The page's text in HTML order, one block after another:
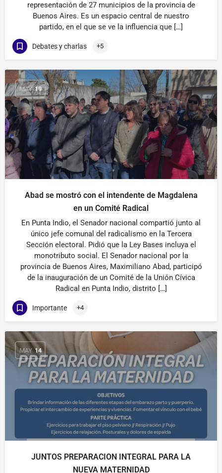
representación de 27 municipios de la provincia de
Buenos Aires. Es un espacio central de nuestro
partido, en el que se ve la influencia que […]
Debates y charlas +5
MAY 19
Abad se mostró con el intendente de Magdalena
en un Comité Radical
En Punta Indio, el Senador nacional compartió junto al
único jefe comunal del radicalismo en la Tercera
Sección electoral. Pidió que la Ley Bases incluya el
monotributo social. El Senador nacional por la
provincia de Buenos Aires, Maximiliano Abad, participó
de la inauguración de un Comité de la Unión Cívica
Radical en Punta Indio, distrito […]
Importante +4
MAY 14
JUNTOS PREPARACION INTEGRAL PARA LA
NUEVA MATERNIDAD